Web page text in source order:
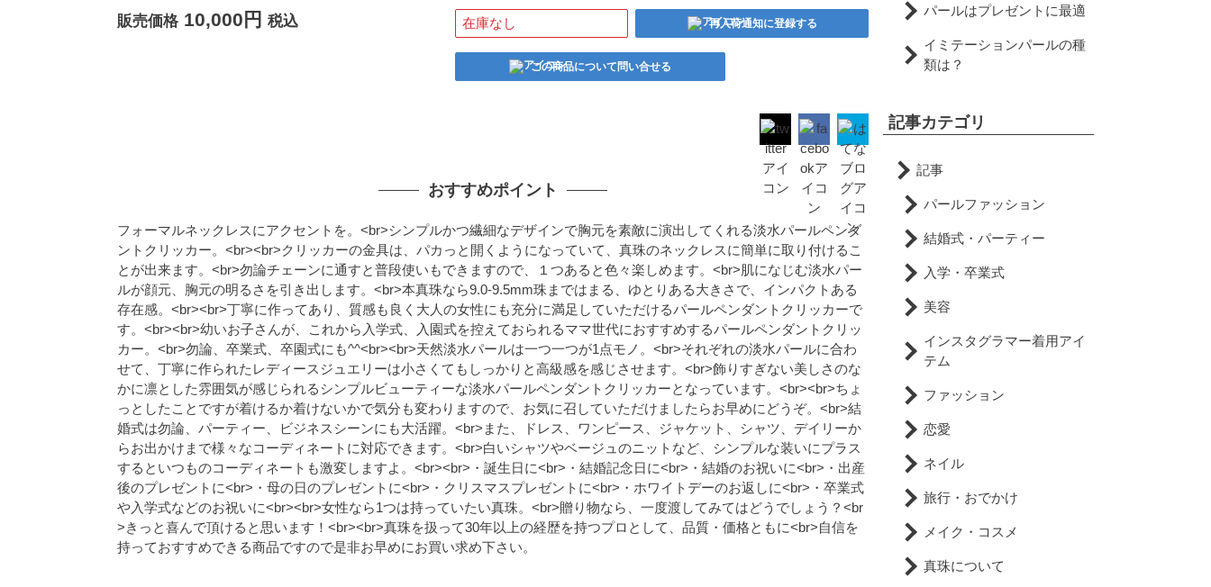
販売価格 10,000円 税込 在庫なし 再入荷通知に登録する
この商品について問い合せる
おすすめポイント
フォーマルネックレスにアクセントを。<br>シンプルかつ繊細なデザインで胸元を素敵に演出してくれる淡水パールペンダ
ントクリッカー。<br><br>クリッカーの金具は、パカっと開くようになっていて、真珠のネックレスに簡単に取り付けるこ
とが出来ます。<br>勿論チェーンに通すと普段使いもできますので、１つあると色々楽しめます。<br>肌になじむ淡水パー
ルが顔元、胸元の明るさを引き出します。<br>本真珠なら9.0-9.5mm珠まではまる、ゆとりある大きさで、インパクトある
存在感。<br><br>丁寧に作ってあり、質感も良く大人の女性にも充分に満足していただけるパールペンダントクリッカーで
す。<br><br>幼いお子さんが、これから入学式、入園式を控えておられるママ世代におすすめするパールペンダントクリッ
カー。<br>勿論、卒業式、卒園式にも^^<br><br>天然淡水パールは一つ一つが1点モノ。<br>それぞれの淡水パールに合わ
せて、丁寧に作られたレディースジュエリーは小さくてもしっかりと高級感を感じさせます。<br>飾りすぎない美しさのな
かに凛とした雰囲気が感じられるシンプルビューティーな淡水パールペンダントクリッカーとなっています。<br><br>ちょ
っとしたことですが着けるか着けないかで気分も変わりますので、お気に召していただけましたらお早めにどうぞ。<br>結
婚式は勿論、パーティー、ビジネスシーンにも大活躍。<br>また、ドレス、ワンピース、ジャケット、シャツ、デイリーか
らお出かけまで様々なコーディネートに対応できます。<br>白いシャツやベージュのニットなど、シンプルな装いにプラス
するといつものコーディネートも激変しますよ。<br><br>・誕生日に<br>・結婚記念日に<br>・結婚のお祝いに<br>・出産
後のプレゼントに<br>・母の日のプレゼントに<br>・クリスマスプレゼントに<br>・ホワイトデーのお返しに<br>・卒業式
や入学式などのお祝いに<br><br>女性なら1つは持っていたい真珠。<br>贈り物なら、一度渡してみてはどうでしょう？<br
>きっと喜んで頂けると思います！<br><br>真珠を扱って30年以上の経歴を持つプロとして、品質・価格ともに<br>自信を
持っておすすめできる商品ですので是非お早めにお買い求め下さい。
パールはプレゼントに最適
イミテーションパールの種
類は？
記事カテゴリ
記事
パールファッション
結婚式・パーティー
入学・卒業式
美容
インスタグラマー着用アイ
テム
ファッション
恋愛
ネイル
旅行・おでかけ
メイク・コスメ
真珠について